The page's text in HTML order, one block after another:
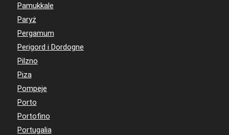
Pamukkale
Paryż
Pergamum
Perigord i Dordogne
Pilzno
Piza
Pompeje
Porto
Portofino
Portugalia